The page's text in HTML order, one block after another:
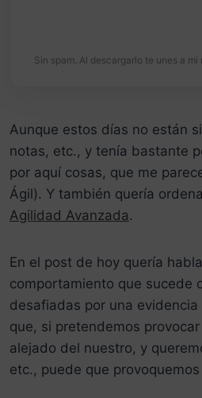
Sin spam. Al descargarlo te unes a
Aunque estos días no están
notas, etc., y tenía bastante
por aquí cosas, que me
Ágil). Y también quería
Agilidad Avanzada.
En el post de hoy quería
comportamiento que sucede
desafiadas por una
que, si pretendemos
alejado del nuestro, y
etc., puede que